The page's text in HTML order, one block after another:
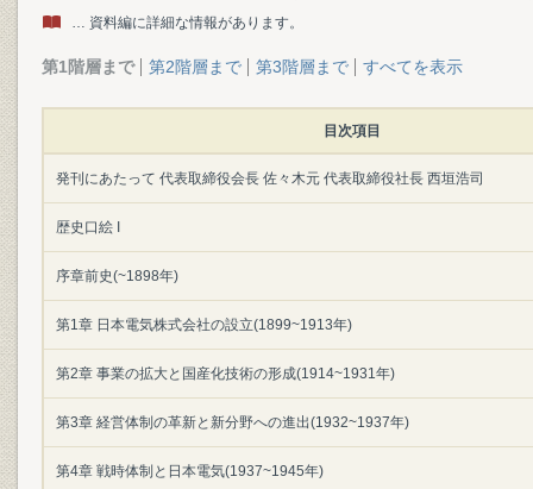
… 資料編に詳細な情報があります。
第1階層まで 第2階層まで 第3階層まで すべてを表示
目次項目
発刊にあたって 代表取締役会長 佐々木元 代表取締役社長 西垣浩司
歴史口絵 I
序章前史(~1898年)
第1章 日本電気株式会社の設立(1899~1913年)
第2章 事業の拡大と国産化技術の形成(1914~1931年)
第3章 経営体制の革新と新分野への進出(1932~1937年)
第4章 戦時体制と日本電気(1937~1945年)